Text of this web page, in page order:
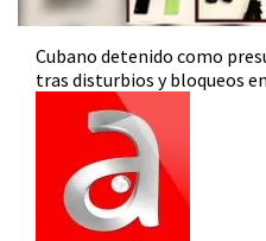
Cubano detenido como
tras disturbios y bloqueos